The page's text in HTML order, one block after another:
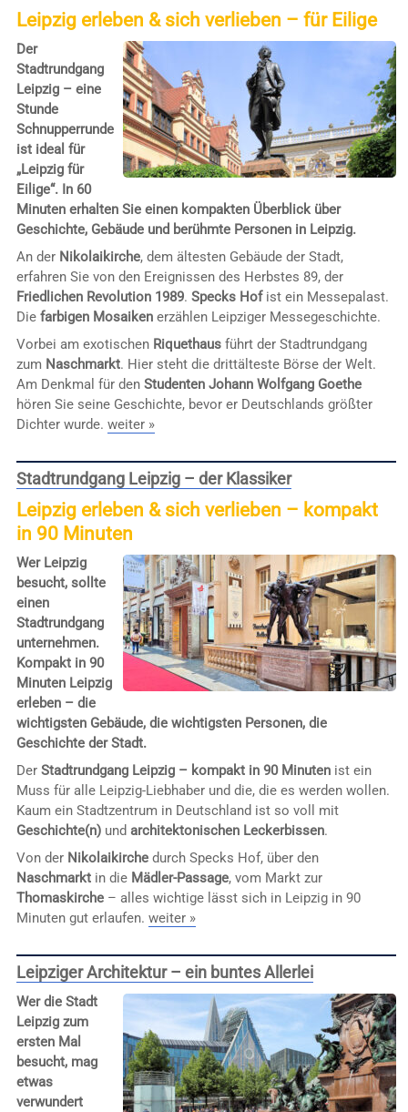
Leipzig erleben & sich verlieben – für Eilige
Der
Stadtrundgang
Leipzig – eine
Stunde
Schnupperrunde
ist ideal für
„Leipzig für
Eilige“. In 60
Minuten erhalten Sie einen kompakten Überblick über
Geschichte, Gebäude und berühmte Personen in Leipzig.
An der Nikolaikirche, dem ältesten Gebäude der Stadt,
erfahren Sie von den Ereignissen des Herbstes 89, der
Friedlichen Revolution 1989. Specks Hofist ein Messepalast.
Die farbigen Mosaikenerzählen Leipziger Messegeschichte.
Vorbei am exotischen Riquethausführt der Stadtrundgang
zum Naschmarkt. Hier steht die drittälteste Börse der Welt.
Am Denkmal für den Studenten Johann Wolfgang Goethe
hören Sie seine Geschichte, bevor er Deutschlands größter
Dichter wurde. weiter »
Stadtrundgang Leipzig – der Klassiker
Leipzig erleben & sich verlieben – kompakt
in 90 Minuten
Wer Leipzig
besucht, sollte
einen
Stadtrundgang
unternehmen.
Kompakt in 90
Minuten Leipzig
erleben – die
wichtigsten Gebäude, die wichtigsten Personen, die
Geschichte der Stadt.
Der Stadtrundgang Leipzig – kompakt in 90 Minutenist ein
Muss für alle Leipzig-Liebhaber und die, die es werden wollen.
Kaum ein Stadtzentrum in Deutschland ist so voll mit
Geschichte(n)und architektonischen Leckerbissen.
Von der Nikolaikirchedurch Specks Hof, über den
Naschmarktin die Mädler-Passage, vom Markt zur
Thomaskirche– alles wichtige lässt sich in Leipzig in 90
Minuten gut erlaufen. weiter »
Leipziger Architektur – ein buntes Allerlei
Wer die Stadt
Leipzig zum
ersten Mal
besucht, mag
etwas
verwundert